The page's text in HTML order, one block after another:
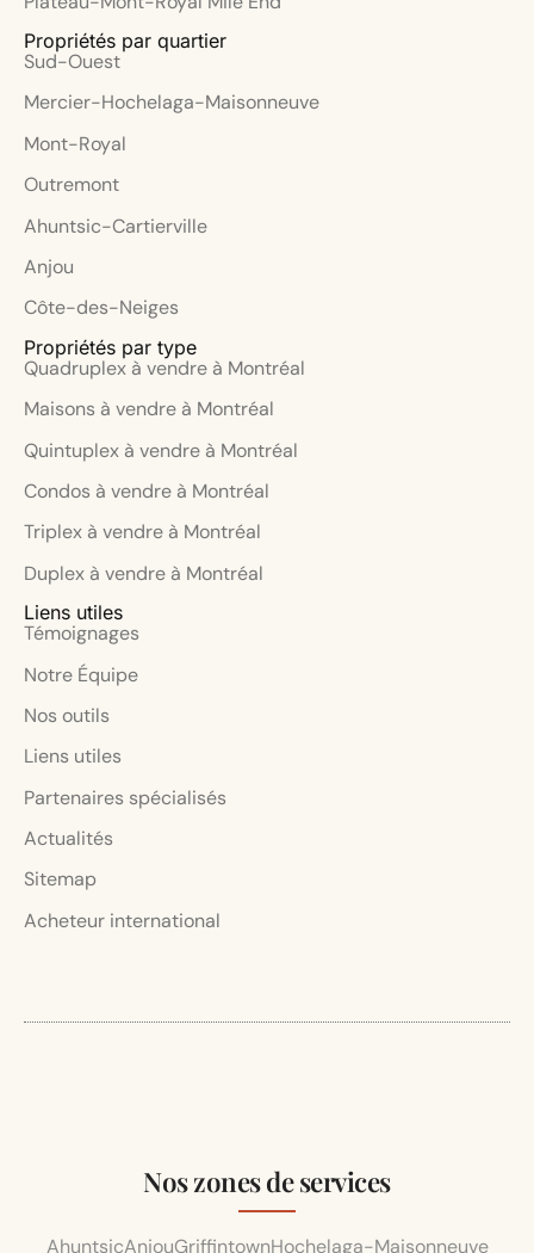
Propriétés par type
Quadruplex à vendre à Montréal
Maisons à vendre à Montréal
Quintuplex à vendre à Montréal
Condos à vendre à Montréal
Triplex à vendre à Montréal
Duplex à vendre à Montréal
Liens utiles
Témoignages
Notre Équipe
Nos outils
Liens utiles
Partenaires spécialisés
Actualités
Sitemap
Acheteur international
Propriétés par quartier
Sud-Ouest
Mercier-Hochelaga-Maisonneuve
Mont-Royal
Outremont
Ahuntsic-Cartierville
Anjou
Côte-des-Neiges
Nos zones de services
AhuntsicAnjouGriffintownHochelaga-Maisonneuve